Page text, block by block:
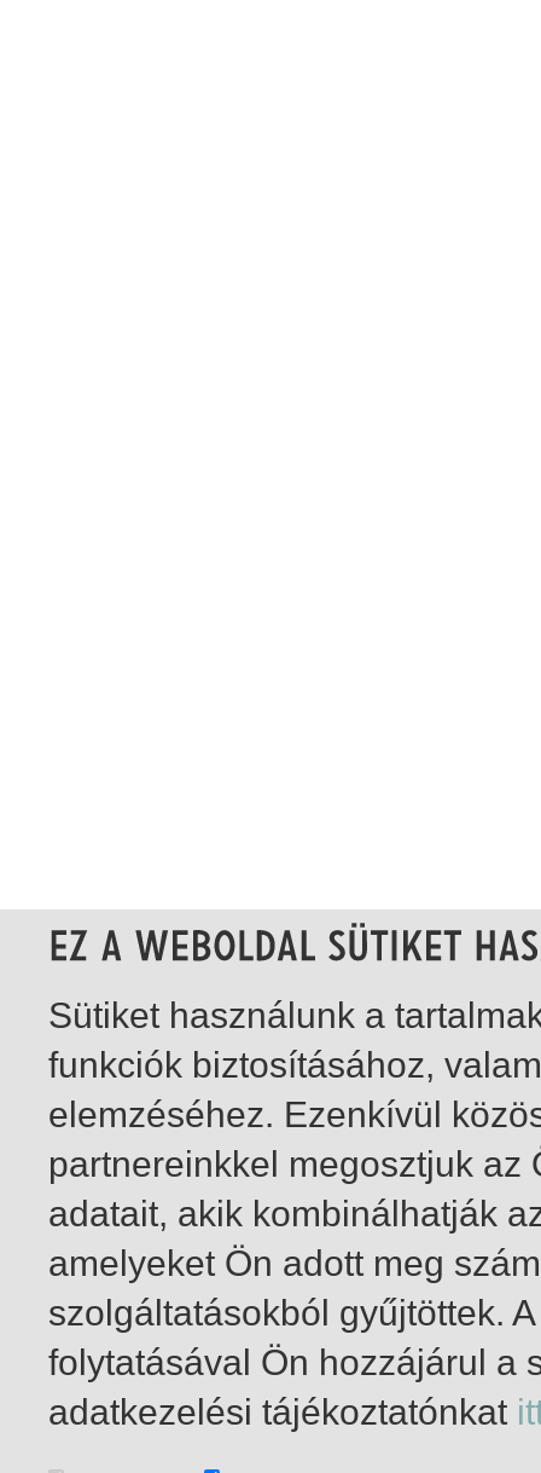
1-8 / összesen 8 találat
Sütiket használunk a
funkciók biztosításához,
elemzéséhez. Ezenkívül
partnereinkkel megosztjuk
adatait, akik kombinálhatják
amelyeket Ön adott meg
szolgáltatásokból gyűjtöttek.
folytatásával Ön hozzájárul a
adatkezelési tájékoztatónkat